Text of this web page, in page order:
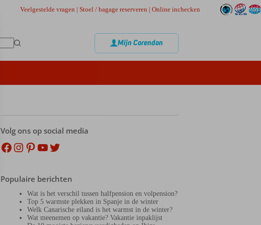
Veelgestelde vragen | Stoel / bagage reserveren |Online inchecken
Mijn Corendon
Volg ons op social media
Facebook
Instagram
Pinterest
YouTube
Twitter
Populaire berichten
Wat is het verschil tussen halfpension en volpension?
Top 5 warmste plekken in Spanje in de winter
Welk Canarische eiland is het warmst in de winter?
Wat meenemen op vakantie? Vakantie inpaklijst